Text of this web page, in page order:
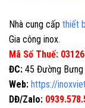
Nhà cung cấp thiết
Gia công inox.
Mã Số Thuế:
ĐC: 45 Đường Bưng
Web: https://
DĐ/Zalo: